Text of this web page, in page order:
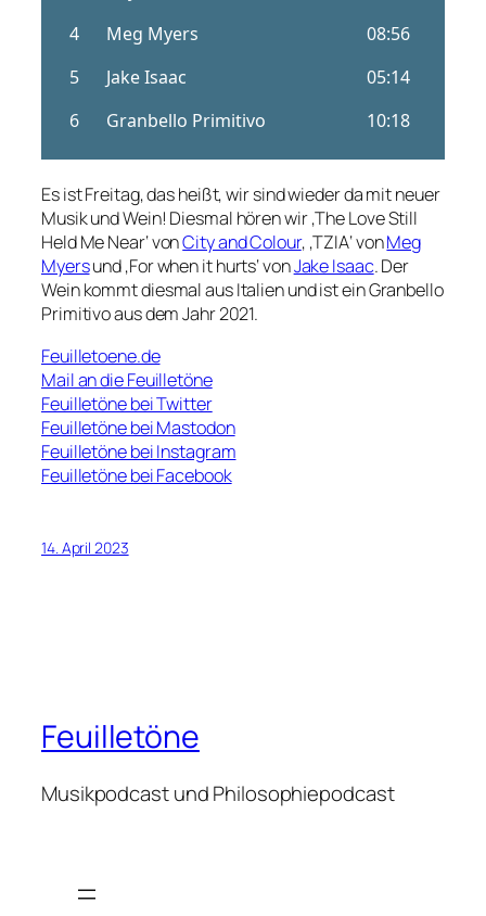
Es ist Freitag, das heißt, wir sind wieder da mit neuer
Musik und Wein! Diesmal hören wir ‚The Love Still
Held Me Near‘ vonCity and Colour, ‚TZIA‘ vonMeg
Myersund ‚For when it hurts‘ vonJake Isaac. Der
Wein kommt diesmal aus Italien und ist ein Granbello
Primitivo aus dem Jahr 2021.
Feuilletoene.de
Mail an die Feuilletöne
Feuilletöne bei Twitter
Feuilletöne bei Mastodon
Feuilletöne bei Instagram
Feuilletöne bei Facebook
14. April 2023
Feuilletöne
Musikpodcast und Philosophiepodcast